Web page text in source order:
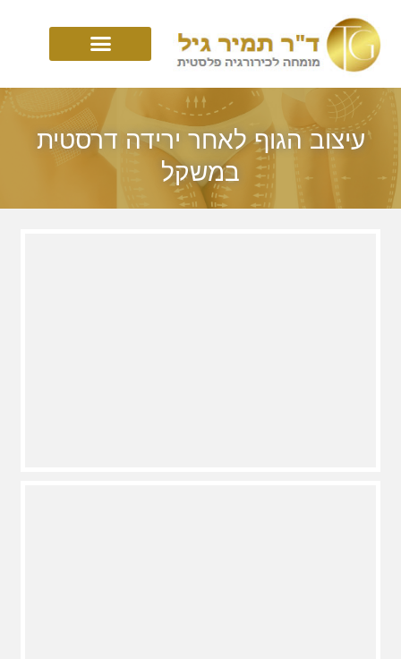
עיצוב הגוף לאחר ירידה דרסטית
במשקל